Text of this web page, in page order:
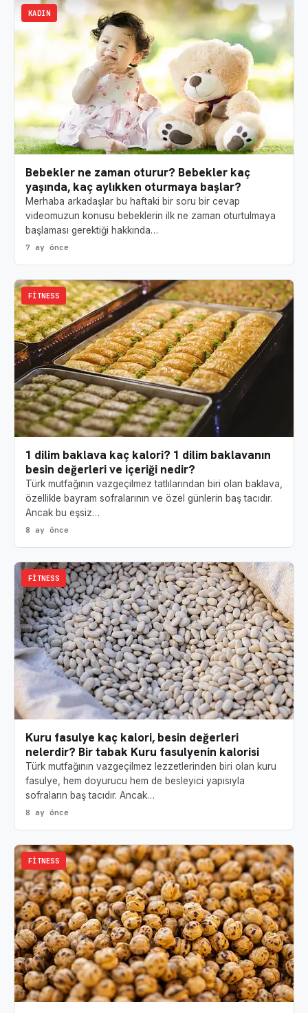
KADIN
Bebekler ne zaman oturur? Bebekler kaç
yaşında, kaç aylıkken oturmaya başlar?
Merhaba arkadaşlar bu haftaki bir soru bir cevap
videomuzun konusu bebeklerin ilk ne zaman oturtulmaya
başlaması gerektiği hakkında…
7 ay önce
FITNESS
1 dilim baklava kaç kalori? 1 dilim baklavanın
besin değerleri ve içeriği nedir?
Türk mutfağının vazgeçilmez tatlılarından biri olan baklava,
özellikle bayram sofralarının ve özel günlerin baş tacıdır.
Ancak bu eşsiz…
8 ay önce
FITNESS
Kuru fasulye kaç kalori, besin değerleri
nelerdir? Bir tabak Kuru fasulyenin kalorisi
Türk mutfağının vazgeçilmez lezzetlerinden biri olan kuru
fasulye, hem doyurucu hem de besleyici yapısıyla
sofraların baş tacıdır. Ancak…
8 ay önce
FITNESS